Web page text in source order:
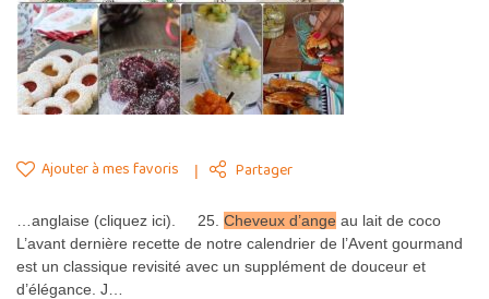
Ajouter à mes favoris Partager
…anglaise (cliquez ici). 25. Cheveux d’ange au lait de coco
L’avant dernière recette de notre calendrier de l’Avent gourmand
est un classique revisité avec un supplément de douceur et
d’élégance. J…